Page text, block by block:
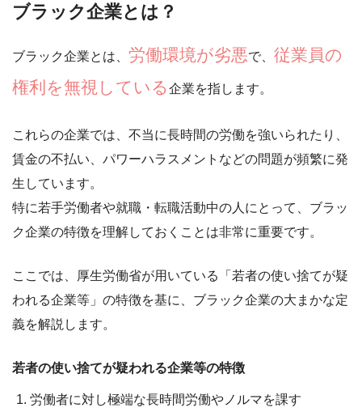
ブラック企業とは？
ブラック企業とは、 労働環境が劣悪で、 従業員の
権利を無視している企業を指します。
これらの企業では、不当に長時間の労働を強いられたり、
賃金の不払い、パワーハラスメントなどの問題が頻繁に発
生しています。
特に若手労働者や就職・転職活動中の人にとって、ブラッ
ク企業の特徴を理解しておくことは非常に重要です。
ここでは、厚生労働省が用いている「 若者の使い捨てが疑
われる企業等 」の特徴を基に、 ブラック企業の大まかな定
義を解説 します。
若者の使い捨てが疑われる企業等の特徴
労働者に対し極端な長時間労働やノルマを課す